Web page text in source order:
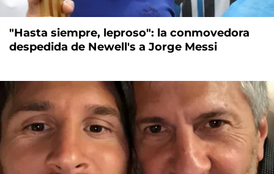
"Hasta siempre, leproso": la conmovedora
despedida de Newell's a Jorge Messi